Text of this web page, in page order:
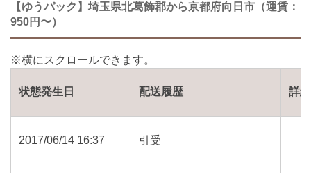
【ゆうパック】埼玉県北葛飾郡から京都府向日市（運賃：
950円〜）
状態発生日 配送履歴 詳細
2017/06/14 16:37 引受